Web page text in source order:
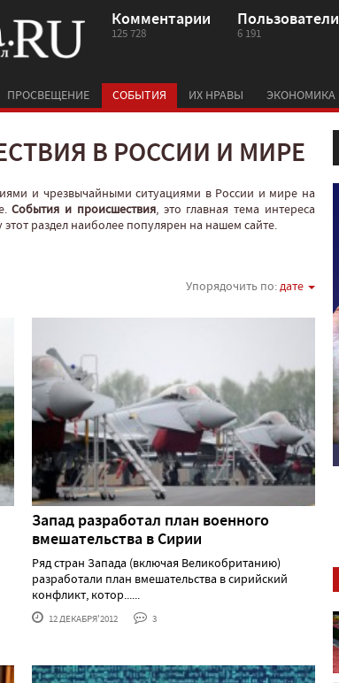
Комментарии
125 728
Пользователи
6 191
ПРОСВЕЩЕНИЕ СОБЫТИЯ ИХ НРАВЫ ЭКОНОМИКА
В РОССИИ И МИРЕ
и чрезвычайными ситуациями в России и мире на
События и происшествия, это главная тема интереса
раздел наиболее популярен на нашем сайте.
Упорядочить по:дате
Запад разработал план военного
вмешательства в Сирии
Ряд стран Запада (включая Великобританию)
разработали план вмешательства в сирийский
конфликт, котор......
12 ДЕКАБРЯ'2012 3